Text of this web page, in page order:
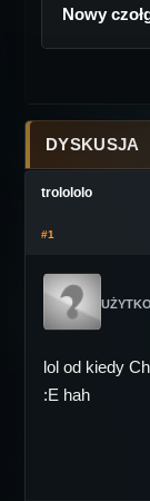
Nowy
DYSKUSJA
trolololo
#1
lol od kiedy
:E hah